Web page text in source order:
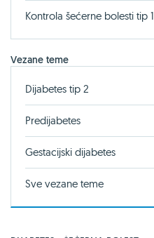
Kontrola šećerne bolesti tip 1
Vezane teme
Dijabetes tip 2
Predijabetes
Gestacijski dijabetes
Sve vezane teme